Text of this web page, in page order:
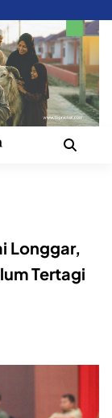
Longgar,
Tertagi